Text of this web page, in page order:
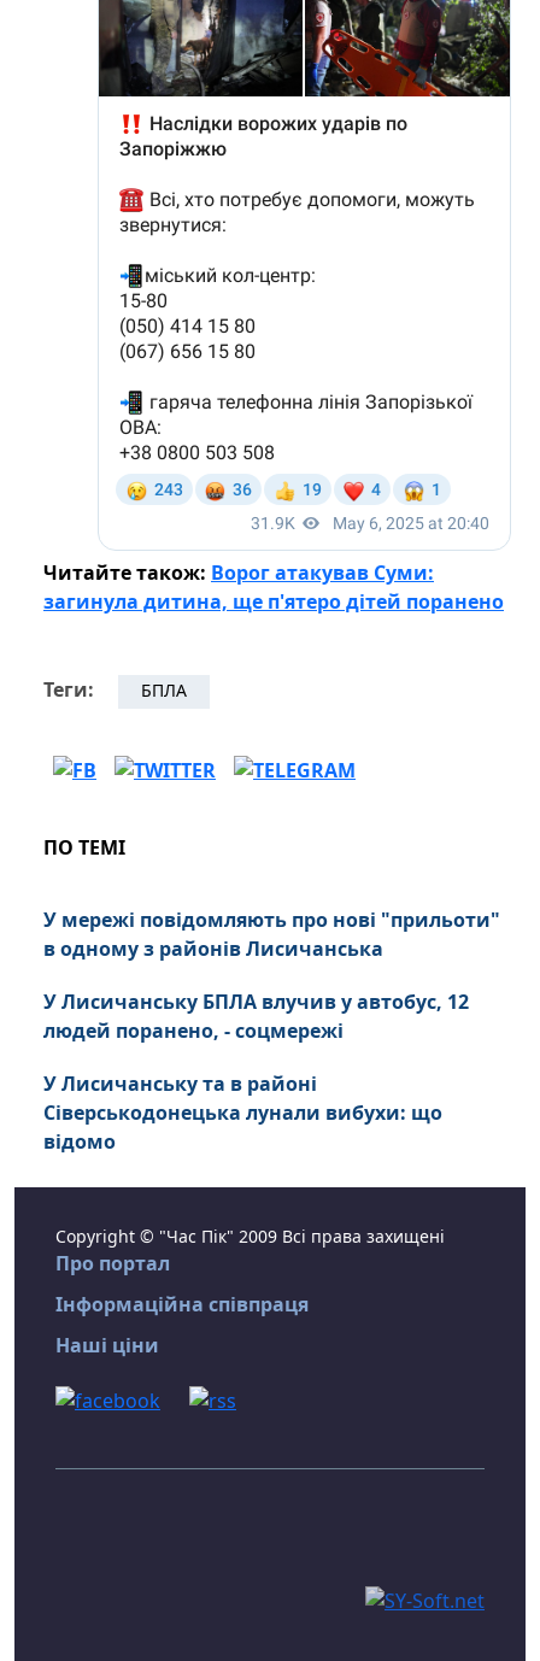
Читайте також: Ворог атакував Суми:
загинула дитина, ще п'ятеро дітей поранено
Теги: БПЛА
ПО ТЕМІ
У мережі повідомляють про нові "прильоти"
в одному з районів Лисичанська
У Лисичанську БПЛА влучив у автобус, 12
людей поранено, - соцмережі
У Лисичанську та в районі
Сіверськодонецька лунали вибухи: що
відомо
Copyright © "Час Пік" 2009 Всі права захищені
Про портал
Інформаційна співпраця
Наші ціни